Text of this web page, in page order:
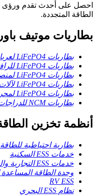
الطاقة المتجددة.
بطاريات موتيف باور
بطاريات LiFePO4 لعربات الجولف
بطاريات LiFePO4 للرافعات الشوكية
بطاريات LiFePO4 لمنصات العمل الجوية
بطاريات LiFePO4 لآلات التنظيف
بطاريات LiFePO4 لمحركات الصيد بالجر
بطاريات NCM للدراجات النارية الكهربائية
أنظمة تخزين
بطارية احتياطية
خدمات ESS السكنية
خدمات ESS التجارية والصناعية
وحدة الطاقة المساعدة
RV ESS
نظام ESS البحري